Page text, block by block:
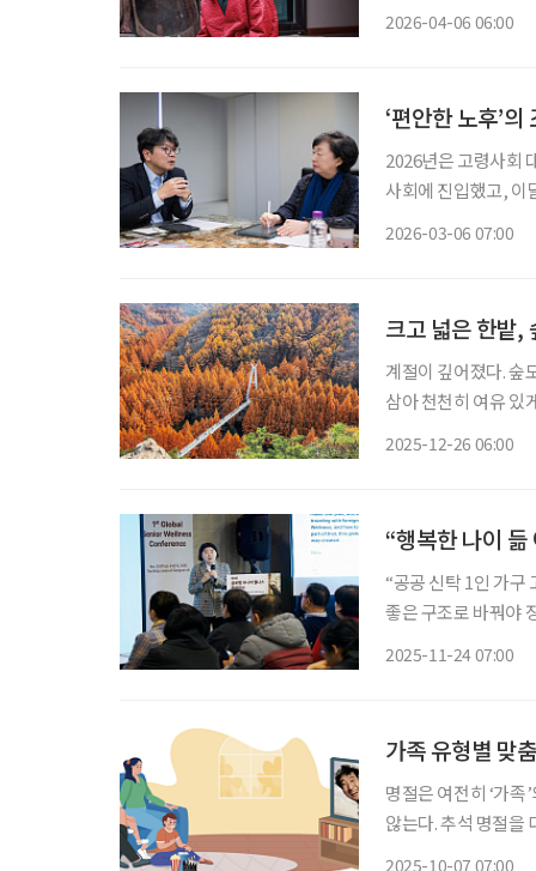
2026-04-06 06:00
‘편안한 노후’
2026년은 고령사회
사회에 진입했고, 이
2026-03-06 07:00
크고 넓은 한밭,
계절이 깊어졌다. 숲
삼아 천천히 여유 있
2025-12-26 06:00
“행복한 나이
“공공 신탁 1인 가구
좋은 구조로 바꿔야
2025-11-24 07:00
가족 유형별 맞
명절은 여전히 ‘가
않는다. 추석 명절을
2025-10-07 07:00